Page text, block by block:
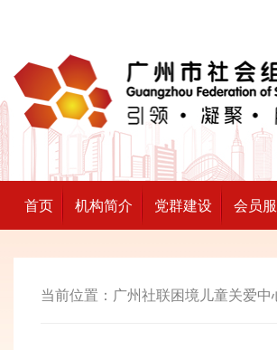
首页 机构简介 党群建设 会员
当前位置： 广州社联困境儿童关爱中